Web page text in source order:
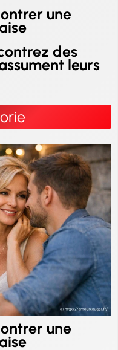
une
des
leurs
une